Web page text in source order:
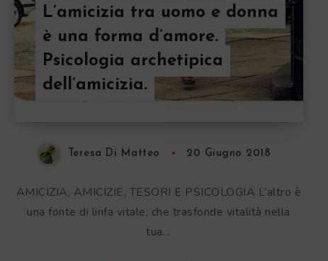
L’amicizia tra uomo e donna
è una forma d’amore.
Psicologia archetipica
dell’amicizia.
Teresa Di Matteo 20 Giugno 2018
AMICIZIA, AMICIZIE, TESORI E PSICOLOGIA L’altro è
una fonte di linfa vitale, che trasfonde vitalità nella
tua…